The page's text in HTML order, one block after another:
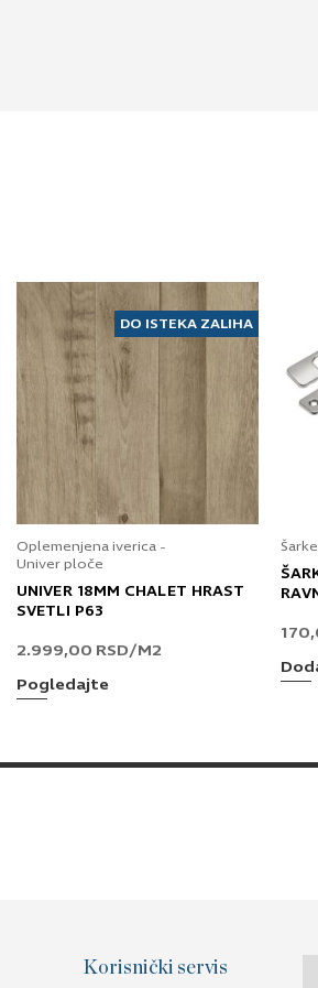
DO ISTEKA ZALIHA
Oplemenjena iverica -
Univer ploče
UNIVER 18MM CHALET HRAST
SVETLI P63
2.999,00 RSD/M2
Pogledajte
Korisnički servis